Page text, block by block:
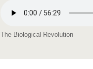
The Biological Revolution